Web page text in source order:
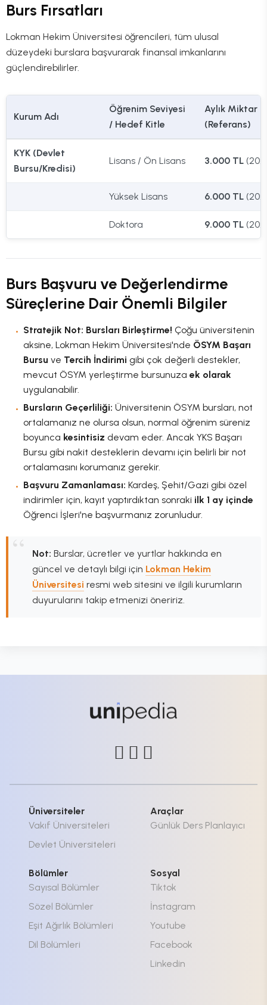
Burs Fırsatları
Lokman Hekim Üniversitesi öğrencileri, tüm ulusal
düzeydeki burslara başvurarak finansal imkanlarını
güçlendirebilirler.
Kurum Adı
Öğrenim Seviyesi
/ Hedef Kitle
Aylık Miktar
(Referans)
KYK (Devlet
Bursu/Kredisi)
Lisans / Ön Lisans 3.000 TL
Yüksek Lisans 6.000 TL
Doktora 9.000 TL
Burs Başvuru ve Değerlendirme
Süreçlerine Dair Önemli Bilgiler
Stratejik Not: Bursları Birleştirme! Çoğu üniversitenin
aksine, Lokman Hekim Üniversitesi'nde ÖSYM Başarı
Bursu ve Tercih İndirimi gibi çok değerli destekler,
mevcut ÖSYM yerleştirme bursunuza ek olarak
uygulanabilir.
Bursların Geçerliliği: Üniversitenin ÖSYM bursları, not
ortalamanız ne olursa olsun, normal öğrenim süreniz
boyunca kesintisiz devam eder. Ancak YKS Başarı
Bursu gibi nakit desteklerin devamı için belirli bir not
ortalamasını korumanız gerekir.
Başvuru Zamanlaması: Kardeş, Şehit/Gazi gibi özel
indirimler için, kayıt yaptırdıktan sonraki ilk 1 ay içinde
Öğrenci İşleri'ne başvurmanız zorunludur.
Not: Burslar, ücretler ve yurtlar hakkında en
güncel ve detaylı bilgi için Lokman Hekim
Üniversitesi resmi web sitesini ve ilgili kurumların
duyurularını takip etmenizi öneririz.
Üniversiteler
Vakıf Üniversiteleri
Devlet Üniversiteleri
Araçlar
Günlük Ders Planlayıcı
Bölümler
Sayısal Bölümler
Sözel Bölümler
Eşit Ağırlık Bölümleri
Dil Bölümleri
Sosyal
Tiktok
İnstagram
Youtube
Facebook
Linkedin